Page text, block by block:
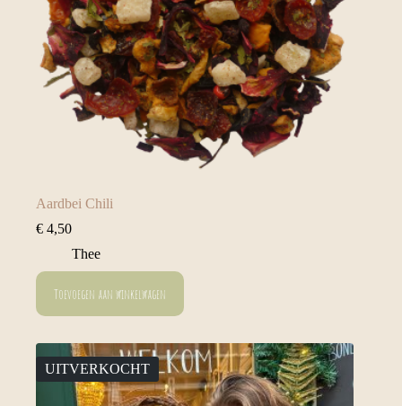
Aardbei Chili
€ 4,50
Thee
Toevoegen aan winkelwagen
UITVERKOCHT